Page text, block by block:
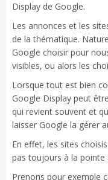
Display de Google.
Les annonces et les
de la thématique.
Google choisir pour
visibles, ou alors les
Lorsque tout est bien
Google Display peut
qui revient souvent et
laisser Google la gérer
En effet, les sites
pas toujours à la pointe
Prenons pour exemple